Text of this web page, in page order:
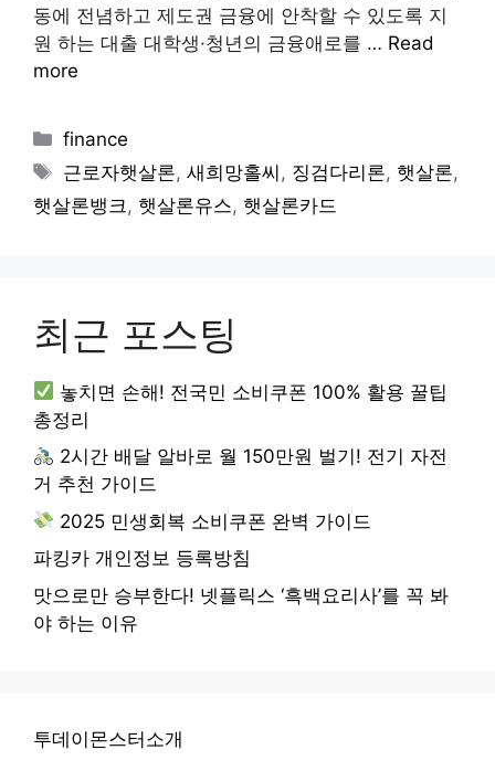
동에 전념하고 제도권 금융에 안착할 수 있도록 지
원 하는 대출 대학생·청년의 금융애로를 … Read
more
Categories
finance
Tags
근로자햇살론,새희망홀씨 , 징검다리론, 햇살론,
햇살론뱅크 , 햇살론유스, 햇살론카드
최근 포스팅
놓치면 손해! 전국민 소비쿠폰 100% 활용 꿀팁
총정리
2시간 배달 알바로 월 150만원 벌기! 전기 자전
거 추천 가이드
2025 민생회복 소비쿠폰 완벽 가이드
파킹카 개인정보 등록방침
맛으로만 승부한다! 넷플릭스 ‘흑백요리사’를 꼭 봐
야 하는 이유
투데이몬스터소개